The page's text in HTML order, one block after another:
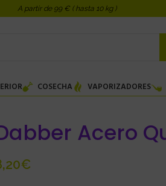
A partir de 99 € ( hasta 10 kg )
COSECHA VAPORIZADORES
Acero
€